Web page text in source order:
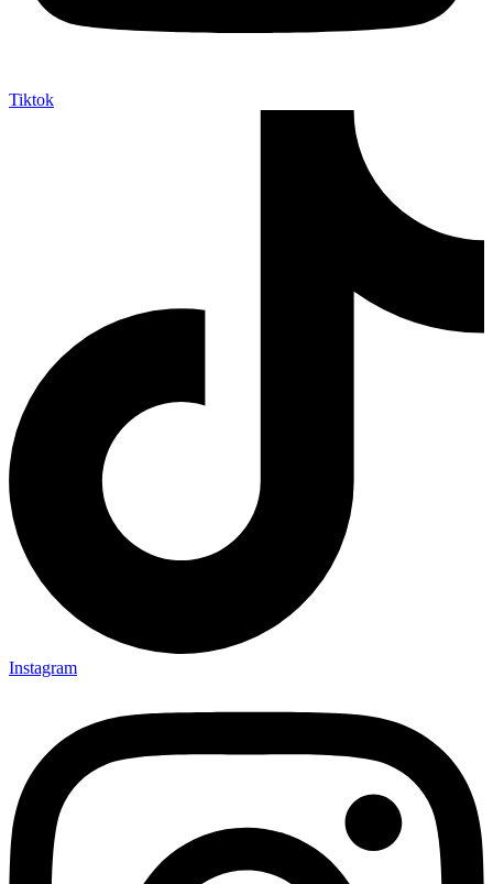
Tiktok
Instagram